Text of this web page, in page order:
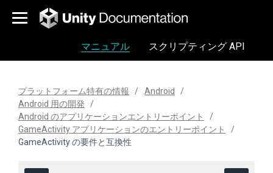
マニュアル スクリプティング API
プラットフォーム特有の情報
Android
Android 用の開発
Android のアプリケーションエントリーポイント
GameActivity アプリケーションのエントリーポイント
GameActivity の要件と互換性